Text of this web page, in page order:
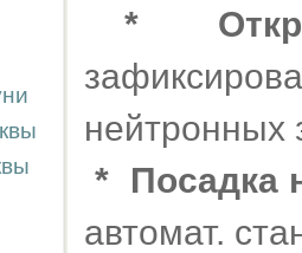
*
нейтронных
*
Посадка
автомат.